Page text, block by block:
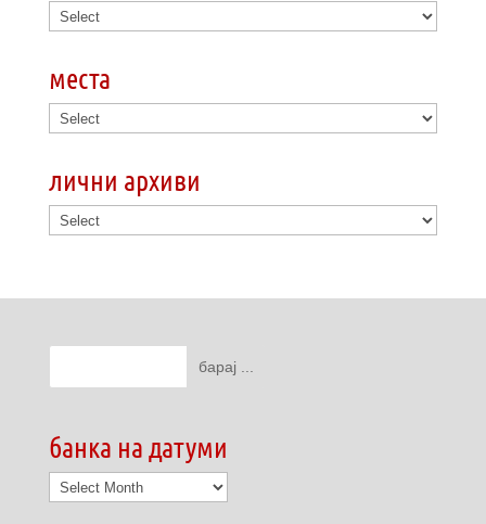
места
лични архиви
банка на датуми
банка
на